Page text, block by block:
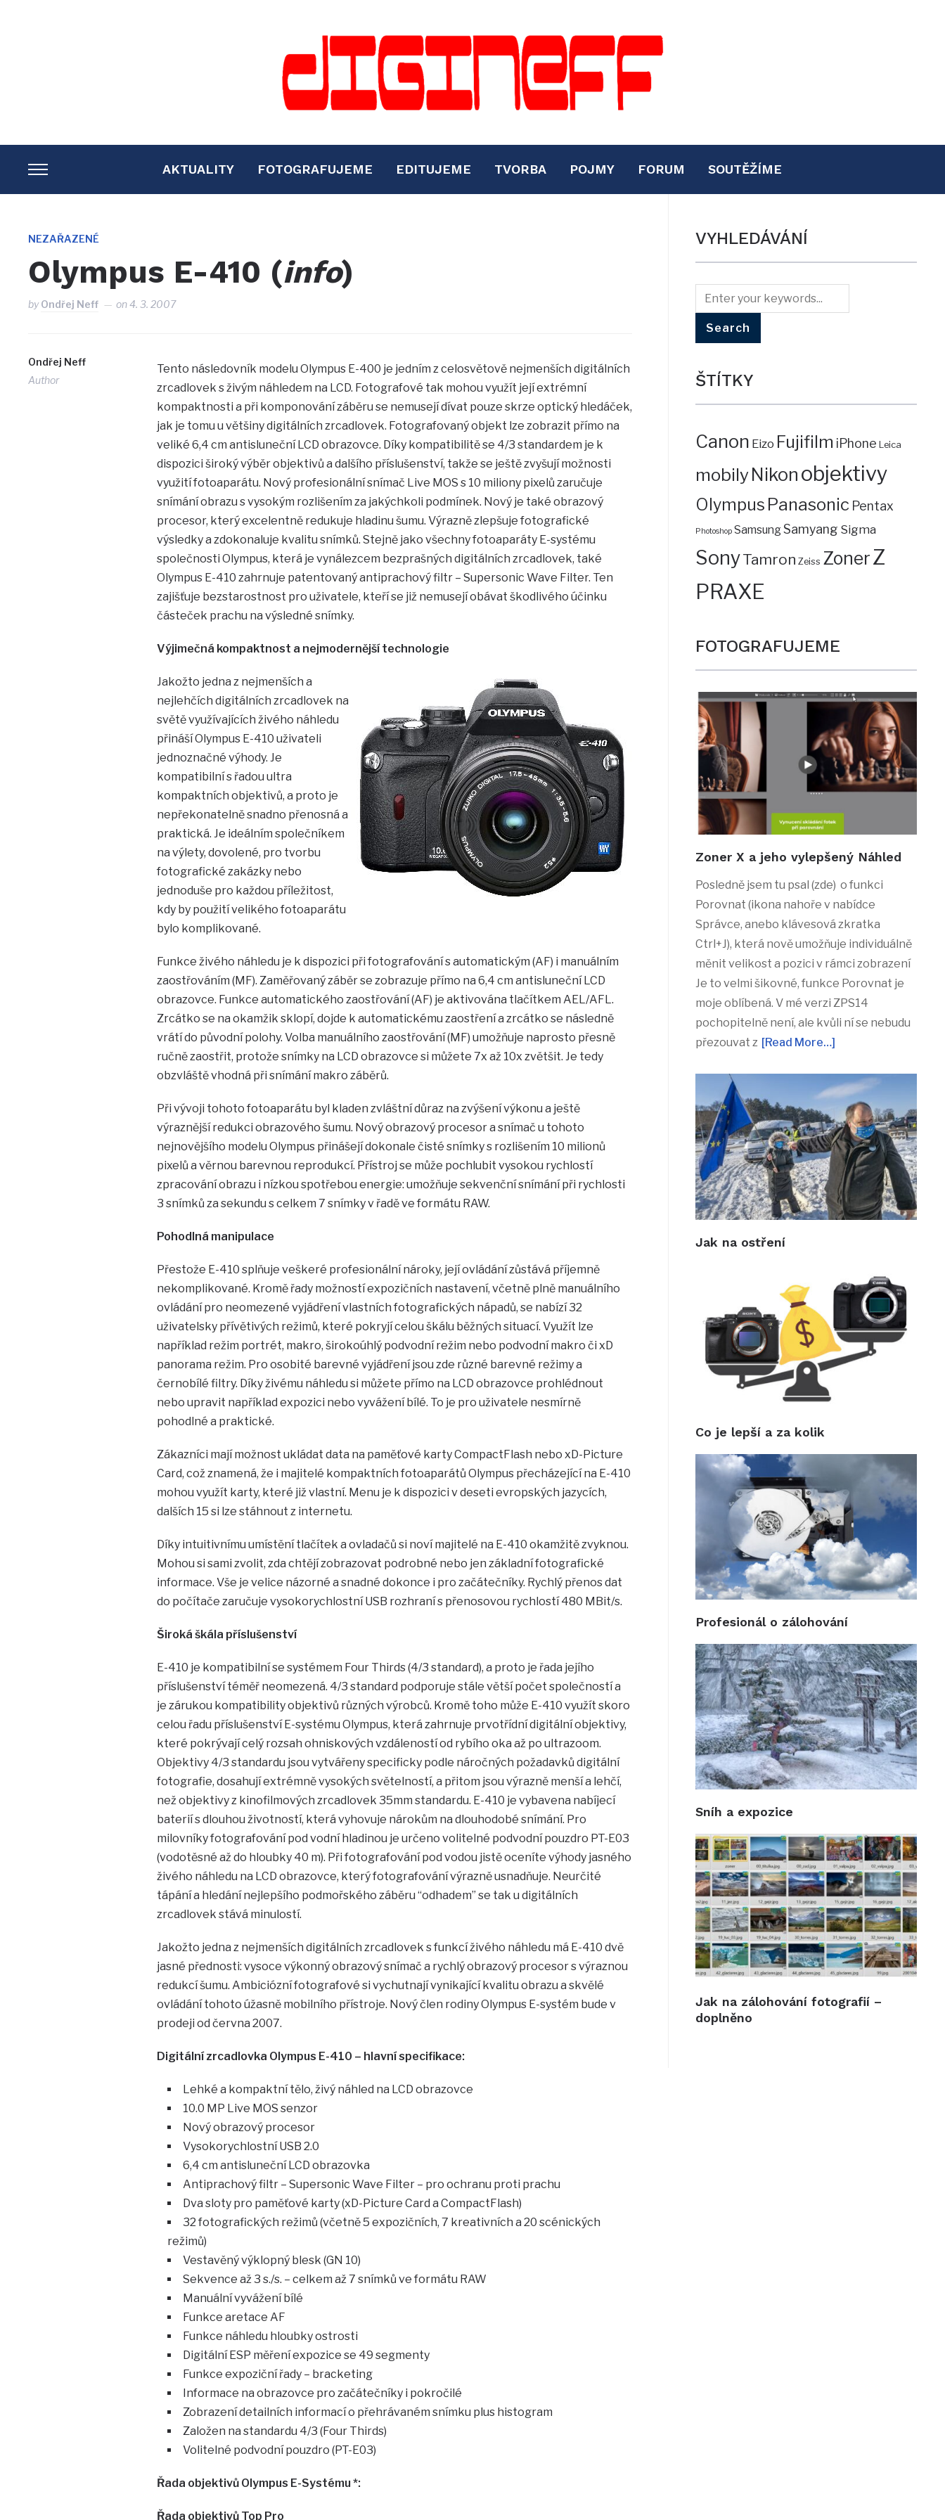
TOGGLE
SIDEBAR
NAVIGATION
AKTUALITY FOTOGRAFUJEME EDITUJEME TVORBA POJMY FORUM SOUTĚŽÍME
NEZAŘAZENÉ
Olympus E-410 (info)
byOndřej Neff on4. 3. 2007
Ondřej Neff
Author
Tento následovník modelu Olympus E-400 je jedním z celosvětově nejmenších digitálních
zrcadlovek s živým náhledem na LCD. Fotografové tak mohou využít její extrémní
kompaktnosti a při komponování záběru se nemusejí dívat pouze skrze optický hledáček,
jak je tomu u většiny digitálních zrcadlovek. Fotografovaný objekt lze zobrazit přímo na
veliké 6,4 cm antisluneční LCD obrazovce. Díky kompatibilitě se 4/3 standardem je k
dispozici široký výběr objektivů a dalšího příslušenství, takže se ještě zvyšují možnosti
využití fotoaparátu. Nový profesionální snímač Live MOS s 10 miliony pixelů zaručuje
snímání obrazu s vysokým rozlišením za jakýchkoli podmínek. Nový je také obrazový
procesor, který excelentně redukuje hladinu šumu. Výrazně zlepšuje fotografické
výsledky a zdokonaluje kvalitu snímků. Stejně jako všechny fotoaparáty E-systému
společnosti Olympus, která je vynálezcem bezprašných digitálních zrcadlovek, také
Olympus E-410 zahrnuje patentovaný antiprachový filtr – Supersonic Wave Filter. Ten
zajišťuje bezstarostnost pro uživatele, kteří se již nemusejí obávat škodlivého účinku
částeček prachu na výsledné snímky.
Výjimečná kompaktnost a nejmodernější technologie
Jakožto jedna z nejmenších a
nejlehčích digitálních zrcadlovek na
světě využívajících živého náhledu
přináší Olympus E-410 uživateli
jednoznačné výhody. Je
kompatibilní s řadou ultra
kompaktních objektivů, a proto je
nepřekonatelně snadno přenosná a
praktická. Je ideálním společníkem
na výlety, dovolené, pro tvorbu
fotografické zakázky nebo
jednoduše pro každou příležitost,
kdy by použití velikého fotoaparátu
bylo komplikované.
Funkce živého náhledu je k dispozici při fotografování s automatickým (AF) i manuálním
zaostřováním (MF). Zaměřovaný záběr se zobrazuje přímo na 6,4 cm antisluneční LCD
obrazovce. Funkce automatického zaostřování (AF) je aktivována tlačítkem AEL/AFL.
Zrcátko se na okamžik sklopí, dojde k automatickému zaostření a zrcátko se následně
vrátí do původní polohy. Volba manuálního zaostřování (MF) umožňuje naprosto přesně
ručně zaostřit, protože snímky na LCD obrazovce si můžete 7x až 10x zvětšit. Je tedy
obzvláště vhodná při snímání makro záběrů.
Při vývoji tohoto fotoaparátu byl kladen zvláštní důraz na zvýšení výkonu a ještě
výraznější redukci obrazového šumu. Nový obrazový procesor a snímač u tohoto
nejnovějšího modelu Olympus přinášejí dokonale čisté snímky s rozlišením 10 milionů
pixelů a věrnou barevnou reprodukcí. Přístroj se může pochlubit vysokou rychlostí
zpracování obrazu i nízkou spotřebou energie: umožňuje sekvenční snímání při rychlosti
3 snímků za sekundu s celkem 7 snímky v řadě ve formátu RAW.
Pohodlná manipulace
Přestože E-410 splňuje veškeré profesionální nároky, její ovládání zůstává příjemně
nekomplikované. Kromě řady možností expozičních nastavení, včetně plně manuálního
ovládání pro neomezené vyjádření vlastních fotografických nápadů, se nabízí 32
uživatelsky přívětivých režimů, které pokryjí celou škálu běžných situací. Využít lze
například režim portrét, makro, širokoúhlý podvodní režim nebo podvodní makro či xD
panorama režim. Pro osobité barevné vyjádření jsou zde různé barevné režimy a
černobílé filtry. Díky živému náhledu si můžete přímo na LCD obrazovce prohlédnout
nebo upravit například expozici nebo vyvážení bílé. To je pro uživatele nesmírně
pohodlné a praktické.
Zákazníci mají možnost ukládat data na paměťové karty CompactFlash nebo xD-Picture
Card, což znamená, že i majitelé kompaktních fotoaparátů Olympus přecházející na E-410
mohou využít karty, které již vlastní. Menu je k dispozici v deseti evropských jazycích,
dalších 15 si lze stáhnout z internetu.
Díky intuitivnímu umístění tlačítek a ovladačů si noví majitelé na E-410 okamžitě zvyknou.
Mohou si sami zvolit, zda chtějí zobrazovat podrobné nebo jen základní fotografické
informace. Vše je velice názorné a snadné dokonce i pro začátečníky. Rychlý přenos dat
do počítače zaručuje vysokorychlostní USB rozhraní s přenosovou rychlostí 480 MBit/s.
Široká škála příslušenství
E-410 je kompatibilní se systémem Four Thirds (4/3 standard), a proto je řada jejího
příslušenství téměř neomezená. 4/3 standard podporuje stále větší počet společností a
je zárukou kompatibility objektivů různých výrobců. Kromě toho může E-410 využít skoro
celou řadu příslušenství E-systému Olympus, která zahrnuje prvotřídní digitální objektivy,
které pokrývají celý rozsah ohniskových vzdáleností od rybího oka až po ultrazoom.
Objektivy 4/3 standardu jsou vytvářeny specificky podle náročných požadavků digitální
fotografie, dosahují extrémně vysokých světelností, a přitom jsou výrazně menší a lehčí,
než objektivy z kinofilmových zrcadlovek 35mm standardu. E-410 je vybavena nabíjecí
baterií s dlouhou životností, která vyhovuje nárokům na dlouhodobé snímání. Pro
milovníky fotografování pod vodní hladinou je určeno volitelné podvodní pouzdro PT-E03
(vodotěsné až do hloubky 40 m). Při fotografování pod vodou jistě oceníte výhody jasného
živého náhledu na LCD obrazovce, který fotografování výrazně usnadňuje. Neurčité
tápání a hledání nejlepšího podmořského záběru “odhadem” se tak u digitálních
zrcadlovek stává minulostí.
Jakožto jedna z nejmenších digitálních zrcadlovek s funkcí živého náhledu má E-410 dvě
jasné přednosti: vysoce výkonný obrazový snímač a rychlý obrazový procesor s výraznou
redukcí šumu. Ambiciózní fotografové si vychutnají vynikající kvalitu obrazu a skvělé
ovládání tohoto úžasně mobilního přístroje. Nový člen rodiny Olympus E-systém bude v
prodeji od června 2007.
Digitální zrcadlovka Olympus E-410 – hlavní specifikace:
Lehké a kompaktní tělo, živý náhled na LCD obrazovce
10.0 MP Live MOS senzor
Nový obrazový procesor
Vysokorychlostní USB 2.0
6,4 cm antisluneční LCD obrazovka
Antiprachový filtr – Supersonic Wave Filter – pro ochranu proti prachu
Dva sloty pro paměťové karty (xD-Picture Card a CompactFlash)
32 fotografických režimů (včetně 5 expozičních, 7 kreativních a 20 scénických
režimů)
Vestavěný výklopný blesk (GN 10)
Sekvence až 3 s./s. – celkem až 7 snímků ve formátu RAW
Manuální vyvážení bílé
Funkce aretace AF
Funkce náhledu hloubky ostrosti
Digitální ESP měření expozice se 49 segmenty
Funkce expoziční řady – bracketing
Informace na obrazovce pro začátečníky i pokročilé
Zobrazení detailních informací o přehrávaném snímku plus histogram
Založen na standardu 4/3 (Four Thirds)
Volitelné podvodní pouzdro (PT-E03)
Řada objektivů Olympus E-Systému *:
Řada objektivů Top Pro
VYHLEDÁVÁNÍ
ŠTÍTKY
Canon Eizo Fujifilm iPhone Leica
mobilyNikon objektivy
Olympus Panasonic Pentax
Photoshop SamsungSamyang Sigma
SonyTamron Zeiss ZonerZ
PRAXE
FOTOGRAFUJEME
Zoner X a jeho vylepšený Náhled
Posledně jsem tu psal (zde) o funkci
Porovnat (ikona nahoře v nabídce
Správce, anebo klávesová zkratka
Ctrl+J), která nově umožňuje individuálně
měnit velikost a pozici v rámci zobrazení
Je to velmi šikovné, funkce Porovnat je
moje oblíbená. V mé verzi ZPS14
pochopitelně není, ale kvůli ní se nebudu
přezouvat z [Read More…]
Jak na ostření
Co je lepší a za kolik
Profesionál o zálohování
Sníh a expozice
Jak na zálohování fotografií –
doplněno